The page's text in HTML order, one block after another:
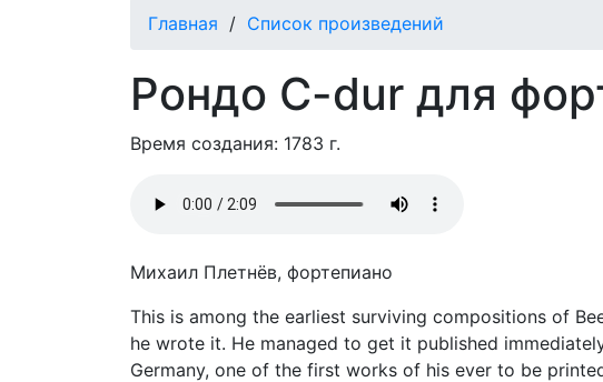
Главная / Список произведений
Рондо C-dur для
Время создания: 1783 г.
Михаил Плетнёв, фортепиано
This is among the earliest surviving compositions of
he wrote it. He managed to get it published
Germany, one of the first works of his ever to be